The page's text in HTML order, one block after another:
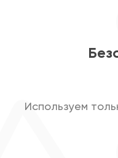
Используем